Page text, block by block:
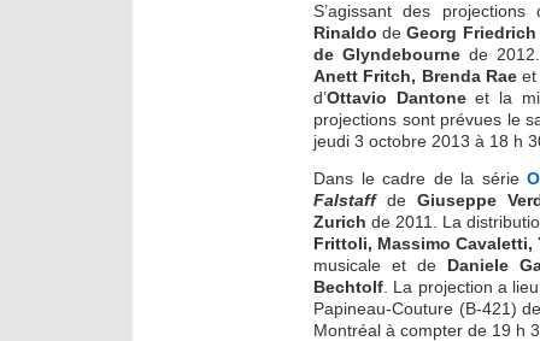
S’agissant des
RinaldodeGeorg Friedrich
de Glyndebourne de
Anett Fritch, Brenda Rae
d’Ottavio Dantoneet la
projections sont prévues le
jeudi 3 octobre 2013 à 18 h
Dans le cadre de la série
Falstaff de Giuseppe
Zurich de 2011. La
Frittoli, Massimo Cavaletti,
musicale et de Daniele
Bechtolf . La projection a
Papineau-Couture (B-421)
Montréal à compter de 19 h